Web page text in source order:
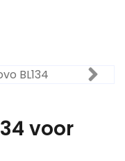
voor